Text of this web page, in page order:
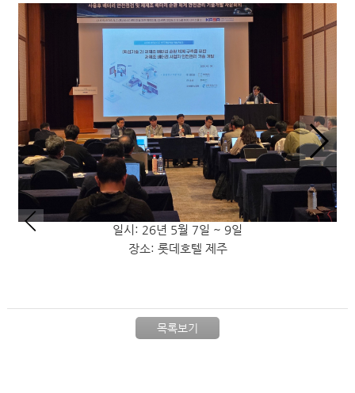
<2026 춘계학술대회>
일시: 26년 5월 7일 ~ 9일
장소: 롯데호텔 제주
목록보기